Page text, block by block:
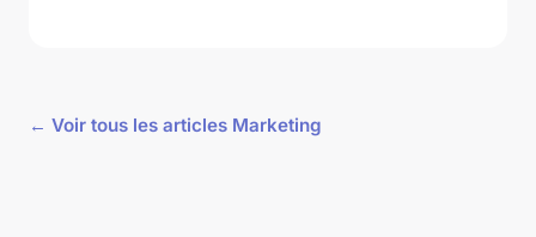
← Voir tous les articles Marketing